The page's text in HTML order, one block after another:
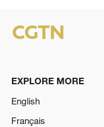
EXPLORE MORE
English
Français